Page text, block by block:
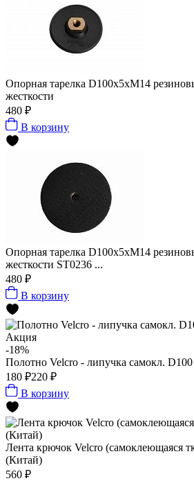
Опорная тарелка D100x5xМ14
жесткости
480 ₽
В корзину
Опорная тарелка D100x5xМ14
жесткости ST0236 ...
480 ₽
В корзину
Акция
-18%
Полотно Velcro - липучка самокл.
180 ₽220 ₽
В корзину
Лента крючок Velcro (самоклеющаяся
(Китай)
560 ₽